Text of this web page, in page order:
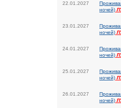
22.01.2027
ночей)
23.01.2027
ночей)
24.01.2027
ночей)
25.01.2027
ночей)
26.01.2027
ночей)